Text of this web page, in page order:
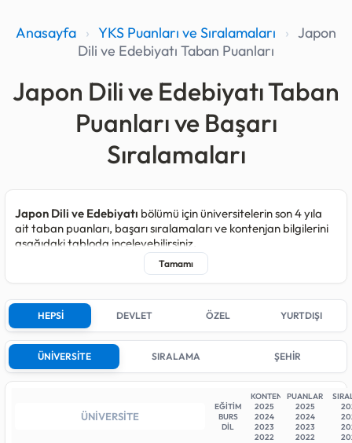
Anasayfa › YKS Puanları ve Sıralamaları › Japon
Dili ve Edebiyatı Taban Puanları
Japon Dili ve Edebiyatı Taban
Puanları ve Başarı
Sıralamaları
Japon Dili ve Edebiyatı bölümü için üniversitelerin son 4 yıla
ait taban puanları, başarı sıralamaları ve kontenjan bilgilerini
aşağıdaki tabloda inceleyebilirsiniz.
Japon Dili ve Edebiyatı programı kapsamında 2025 yılında
120kişilik kontenjan açılmıştır.
Son yerleştirmelerde bu bölüm için kontenjan açan;
Devlet üniversitesi bulunmaktadır.
Devlet üniversiteleri arasında 2025 yılındaki en düşük sıralama
ÜNİVERSİTESİ (Ankara) programındadır. En yüksek sıralama
sayısı (en son yerleşen aday) ise
başarı sırasıyla
NEVŞEHİR HACI BEKTAŞ VELİ ÜNİVERSİTESİ (Nevşehir)
HEPSİ DEVLET ÖZEL YURTDIŞI
ÜNİVERSİTE SIRALAMA ŞEHİR
EĞİTİM
BURS
DİL
KONTENJAN
2025
2024
2023
2022
PUANLAR
2025
2024
2023
2022